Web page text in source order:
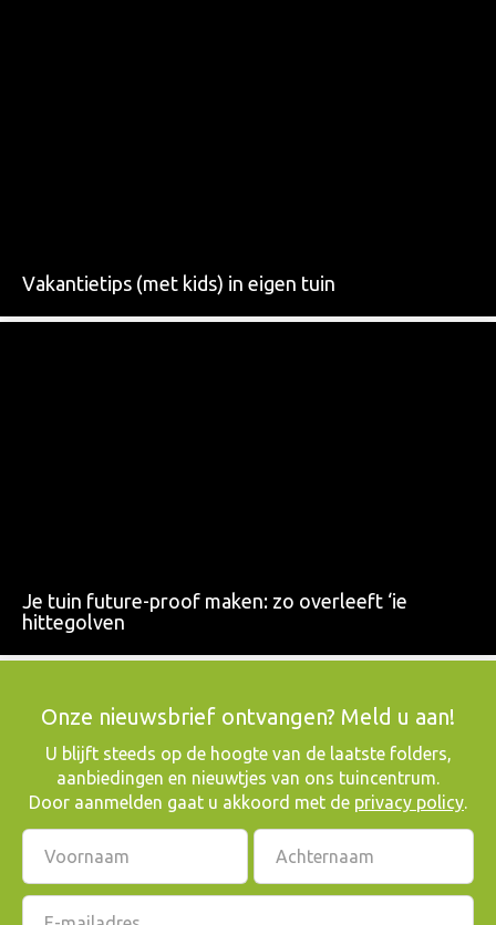
Vakantietips (met kids) in eigen tuin
Je tuin future-proof maken: zo overleeft ‘ie
hittegolven
Onze nieuwsbrief ontvangen? Meld u aan!
​U blijft steeds op de hoogte van de laatste folders,
aanbiedingen en nieuwtjes van ons tuincentrum.
Door aanmelden gaat u akkoord met de privacy policy.